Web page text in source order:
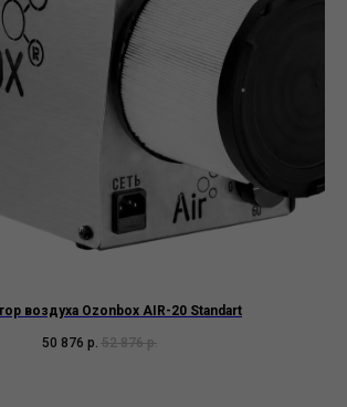
воздуха Ozonbox AIR-20 Standart
50 876 р. 52 876 р.